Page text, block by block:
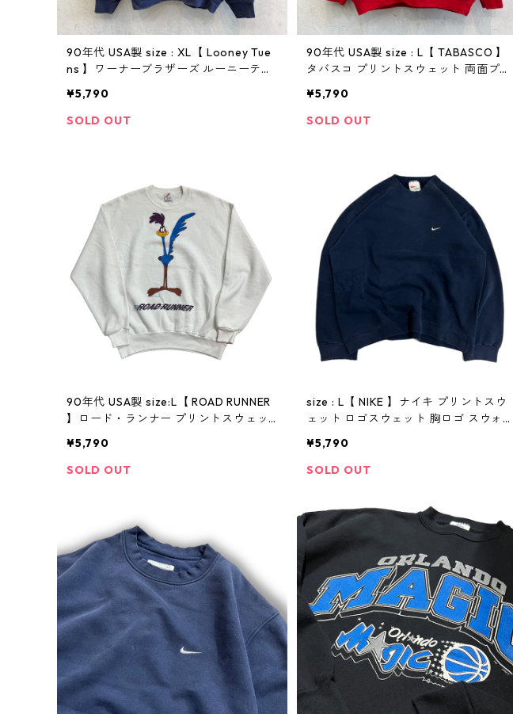
90年代 USA製 size : XL【 Looney Tue
ns 】ワーナーブラザーズ ルーニーテュ
ェット キャラクタースウェット 紺 古着
古着屋 高円寺 ビンテージ
¥5,790
SOLD OUT
90年代 USA製 size : L【 TABASCO 】
タバスコ プリントスウェット 両面プリ
¥5,790
SOLD OUT
90年代 USA製 size:L【 ROAD RUNNER
】ロード・ランナー プリントスウェッ
屋 高円寺 ビンテージ
¥5,790
SOLD OUT
size : L【 NIKE 】ナイキ プリントスウ
ェット ロゴスウェット 胸ロゴ スウォッ
¥5,790
SOLD OUT